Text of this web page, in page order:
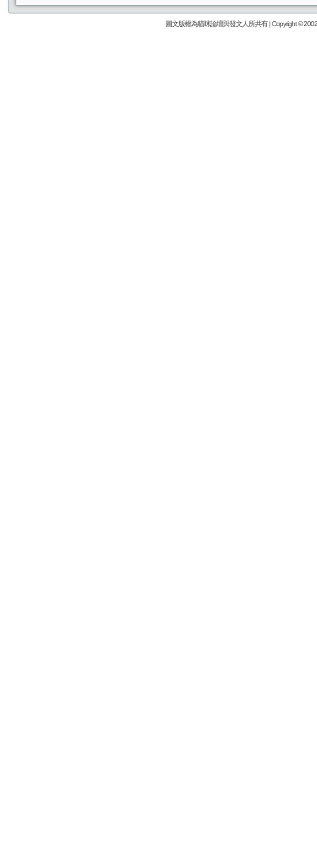
圖文版權為貓咪論壇與發文人所共有 | Copyright ©